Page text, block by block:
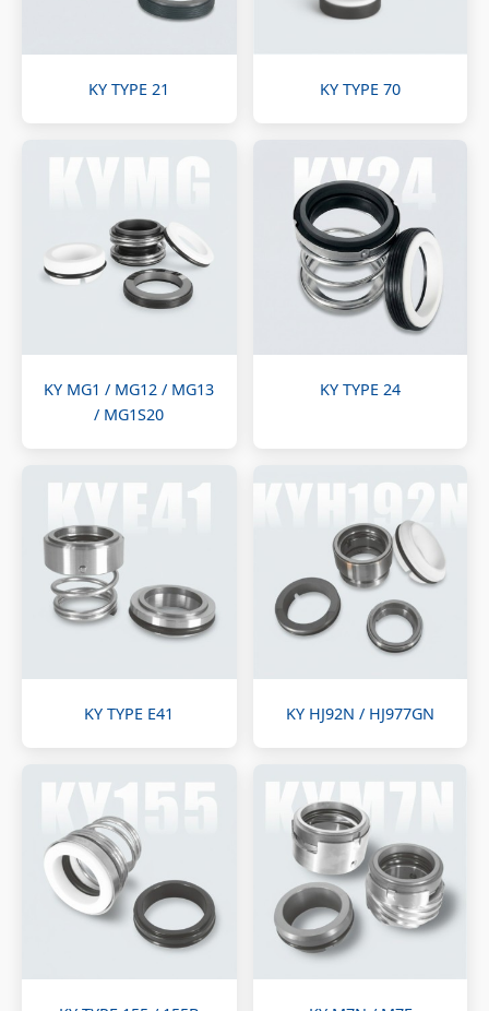
KY TYPE 21 KY TYPE 70
KY MG1 / MG12 / MG13
/ MG1S20
KY TYPE 24
KY TYPE E41 KY HJ92N / HJ977GN